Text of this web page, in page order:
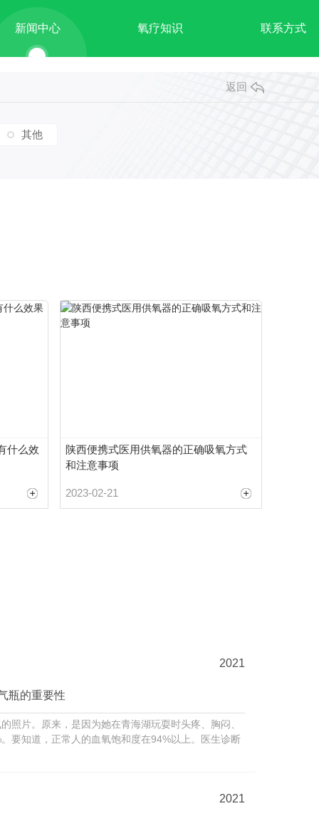
新闻中心 氧疗知识 联系方式
返回
其他
什么效
陕西便携式医用供氧器的正确吸氧方式
和注意事项
2023-02-21
2021
瓶的重要性
照片。原来，是因为她在青海湖玩耍时头疼、胸闷、
要知道，正常人的血氧饱和度在94%以上。医生诊断
2021